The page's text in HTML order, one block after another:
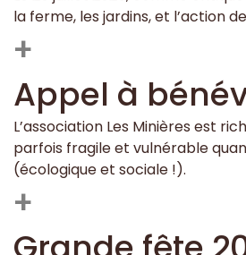
la ferme, les jardins, et l’action
+
Appel à
L’association Les Minières est
parfois fragile et vulnérable
(écologique et sociale !).
+